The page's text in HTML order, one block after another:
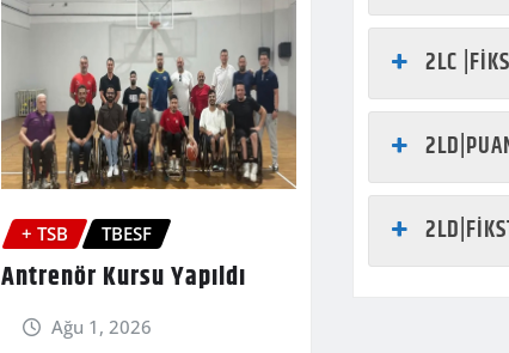
+ TSB TBESF
Antrenör Kursu Yapıldı
Ağu 1, 2026
2LC